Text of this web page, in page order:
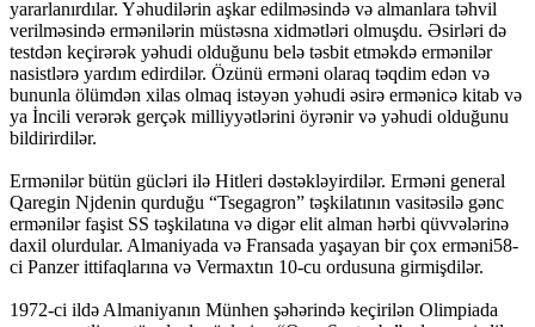
yararlanırdılar. Yəhudilərin aşkar edilməsində və almanlara təhvil
verilməsində ermənilərin müstəsna xidmətləri olmuşdu. Əsirləri də
testdən keçirərək yəhudi olduğunu belə təsbit etməkdə ermənilər
nasistlərə yardım edirdilər. Özünü erməni olaraq təqdim edən və
bununla ölümdən xilas olmaq istəyən yəhudi əsirə ermənicə kitab və
ya İncili verərək gerçək milliyyətlərini öyrənir və yəhudi olduğunu
bildirirdilər.
Ermənilər bütün gücləri ilə Hitleri dəstəkləyirdilər. Erməni general
Qaregin Njdenin qurduğu “Tsegagron” təşkilatının vasitəsilə gənc
ermənilər faşist SS təşkilatına və digər elit alman hərbi qüvvələrinə
daxil olurdular. Almaniyada və Fransada yaşayan bir çox erməni58-
ci Panzer ittifaqlarına və Vermaxtın 10-cu ordusuna girmişdilər.
1972-ci ildə Almaniyanın Münhen şəhərində keçirilən Olimpiada